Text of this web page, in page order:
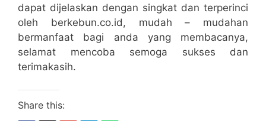
dapat dijelaskan dengan singkat dan terperinci
oleh berkebun.co.id, mudah – mudahan
bermanfaat bagi anda yang membacanya,
selamat mencoba semoga sukses dan
terimakasih.
Share this: